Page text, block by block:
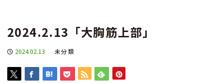
2024.2.13「大胸筋上部」
2024.02.13 未分類